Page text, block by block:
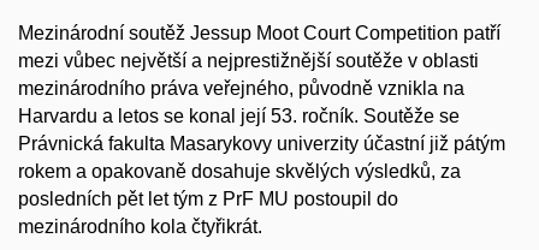
Mezinárodní soutěž Jessup Moot Court Competition patří
mezi vůbec největší a nejprestižnější soutěže v oblasti
mezinárodního práva veřejného, původně vznikla na
Harvardu a letos se konal její 53. ročník. Soutěže se
Právnická fakulta Masarykovy univerzity účastní již pátým
rokem a opakovaně dosahuje skvělých výsledků, za
posledních pět let tým z PrF MU postoupil do
mezinárodního kola čtyřikrát.